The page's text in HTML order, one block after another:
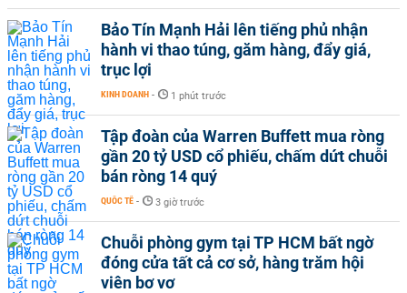
Bảo Tín Mạnh Hải lên tiếng phủ nhận
hành vi thao túng, găm hàng, đẩy giá,
trục lợi
KINH DOANH - 1 phút trước
Tập đoàn của Warren Buffett mua ròng
gần 20 tỷ USD cổ phiếu, chấm dứt chuỗi
bán ròng 14 quý
QUỐC TẾ - 3 giờ trước
Chuỗi phòng gym tại TP HCM bất ngờ
đóng cửa tất cả cơ sở, hàng trăm hội
viên bơ vơ